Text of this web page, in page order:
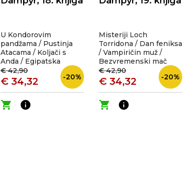
U Kondorovim
pandžama / Pustinja
Atacama / Koljači s
Anda / Egipatska
božica
€ 42,90
€ 34,32 -20%
shopping_cart info
Misteriji Loch
Torridona / Dan feniksa
/ Vampiričin muž /
Bezvremenski mač
€ 42,90
€ 34,32 -20%
shopping_cart info